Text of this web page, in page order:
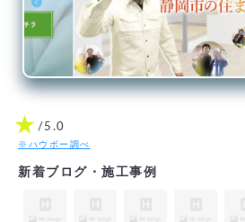
★ /5.0
※ハウボー調べ
新着ブログ・施工事例